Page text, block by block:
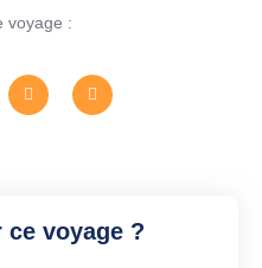
voyage :
voyage ?